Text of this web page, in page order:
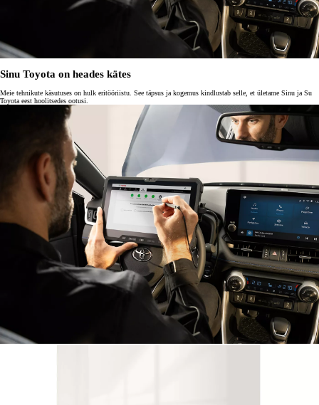
Sinu Toyota on heades kätes
Meie tehnikute käsutuses on hulk eritööriistu. See täpsus ja kogemus kindlustab selle, et ületame Sinu ja Su
Toyota eest hoolitsedes ootusi.